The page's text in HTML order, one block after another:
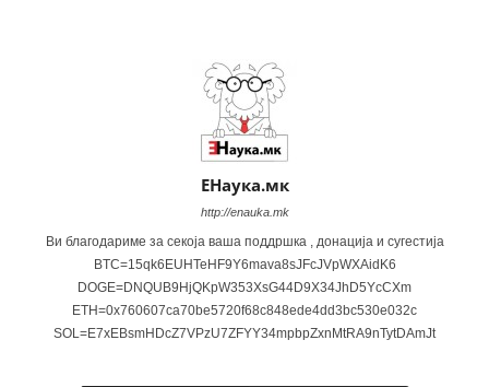
ЕНаука.мк
http://enauka.mk
Ви благодариме за секоја ваша поддршка , донација и сугестија
BTC=15qk6EUHTeHF9Y6mava8sJFcJVpWXAidK6
DOGE=DNQUB9HjQKpW353XsG44D9X34JhD5YcCXm
ETH=0x760607ca70be5720f68c848ede4dd3bc530e032c
SOL=E7xEBsmHDcZ7VPzU7ZFYY34mpbpZxnMtRA9nTytDAmJt